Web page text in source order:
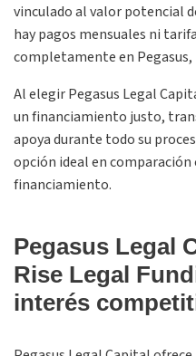
vinculado al valor potencial
hay pagos mensuales ni
completamente en
Al elegir Pegasus Legal
un financiamiento justo,
apoya durante todo su
opción ideal en
financiamiento.
Pegasus Legal
Rise Legal
interés